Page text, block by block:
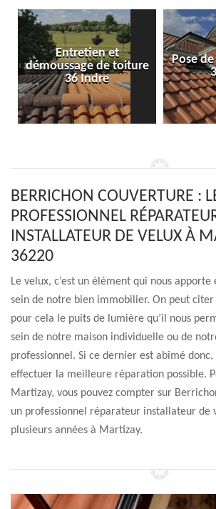
Entretien et
démoussage de toiture
36 Indre
Pose
BERRICHON COUVERTURE :
PROFESSIONNEL
INSTALLATEUR DE VELUX À
36220
Le velux, c’est un élément qui nous
sein de notre bien immobilier. On peut
pour cela le puits de lumière qu’il nous
sein de notre maison individuelle ou de
professionnel. Si ce dernier est abîmé donc,
effectuer la meilleure réparation possible.
Martizay, vous pouvez compter sur
un professionnel réparateur installateur de
plusieurs années à Martizay.